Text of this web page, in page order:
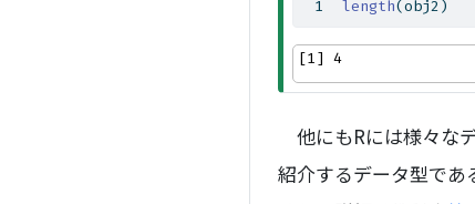
length(obj2)
[1] 4
他にもRには様々な
紹介するデータ型で